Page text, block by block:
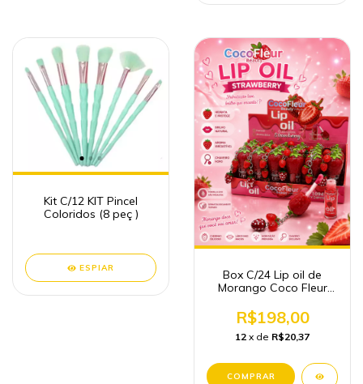
Kit C/12 KIT Pincel
Coloridos (8 peç )
ESPIAR
Box C/24 Lip oil de
Morango Coco Fleur
R$198,00
12 x de R$20,37